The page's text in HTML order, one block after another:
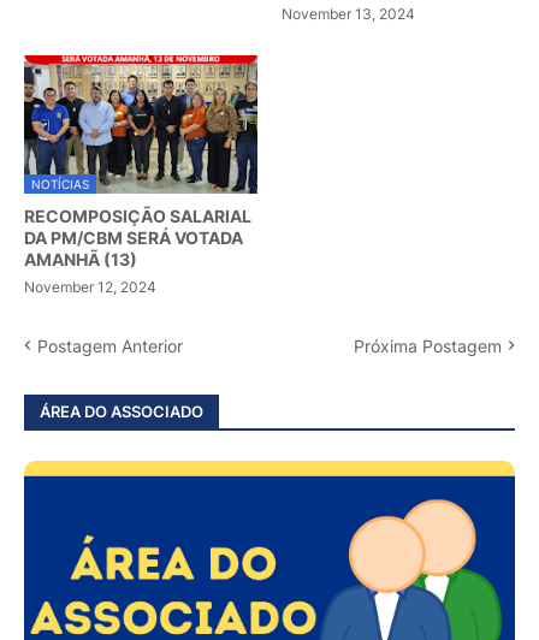
November 13, 2024
NOTÍCIAS
RECOMPOSIÇÃO SALARIAL
DA PM/CBM SERÁ VOTADA
AMANHÃ (13)
November 12, 2024
Postagem Anterior Próxima Postagem
ÁREA DO ASSOCIADO